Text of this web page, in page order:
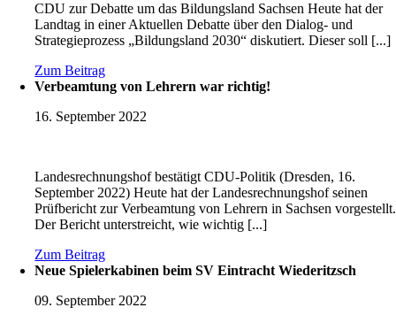
CDU zur Debatte um das Bildungsland Sachsen Heute hat der
Landtag in einer Aktuellen Debatte über den Dialog- und
Strategieprozess „Bildungsland 2030“ diskutiert. Dieser soll [...]
Zum Beitrag
Verbeamtung von Lehrern war richtig!
16. September 2022
Landesrechnungshof bestätigt CDU-Politik (Dresden, 16.
September 2022) Heute hat der Landesrechnungshof seinen
Prüfbericht zur Verbeamtung von Lehrern in Sachsen vorgestellt.
Der Bericht unterstreicht, wie wichtig [...]
Zum Beitrag
Neue Spielerkabinen beim SV Eintracht Wiederitzsch
09. September 2022